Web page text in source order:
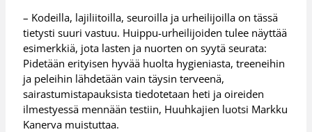
– Kodeilla, lajiliitoilla, seuroilla ja urheilijoilla on tässä
tietysti suuri vastuu. Huippu-urheilijoiden tulee näyttää
esimerkkiä, jota lasten ja nuorten on syytä seurata:
Pidetään erityisen hyvää huolta hygieniasta, treeneihin
ja peleihin lähdetään vain täysin terveenä,
sairastumistapauksista tiedotetaan heti ja oireiden
ilmestyessä mennään testiin, Huuhkajien luotsi Markku
Kanerva muistuttaa.